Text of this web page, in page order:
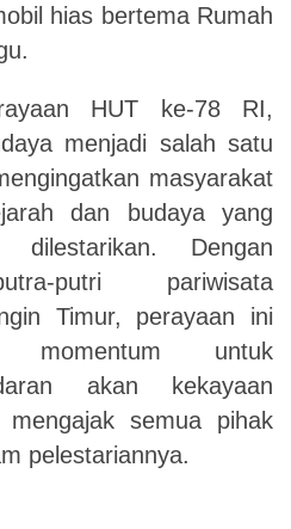
hias bertema Rumah
HUT ke-78 RI,
menjadi salah satu
masyarakat
dan budaya yang
Dengan
putri pariwisata
Timur, perayaan ini
momentum untuk
akan kekayaan
semua pihak
pelestariannya.